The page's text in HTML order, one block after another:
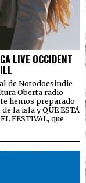
LIVE OCCIDENT
de Notodoesindie
Oberta radio
hemos preparado
la isla y QUE ESTÁ
FESTIVAL, que